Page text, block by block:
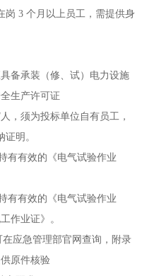
岗 3 个月以上员工，需提供身
备承装（修、试）电力设施
生产许可证
，须为投标单位自有员工，
明。
有有效的《电气试验作业
有有效的《电气试验作业
作业证》。
应急管理部官网查询，附录
原件核验